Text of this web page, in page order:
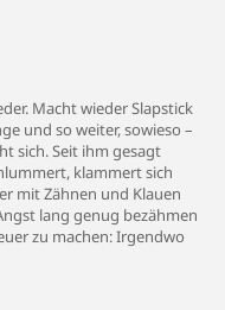
Macht wieder Slapstick
und so weiter, sowieso –
sich. Seit ihm gesagt
klammert sich
mit Zähnen und Klauen
lang genug bezähmen
zu machen: Irgendwo